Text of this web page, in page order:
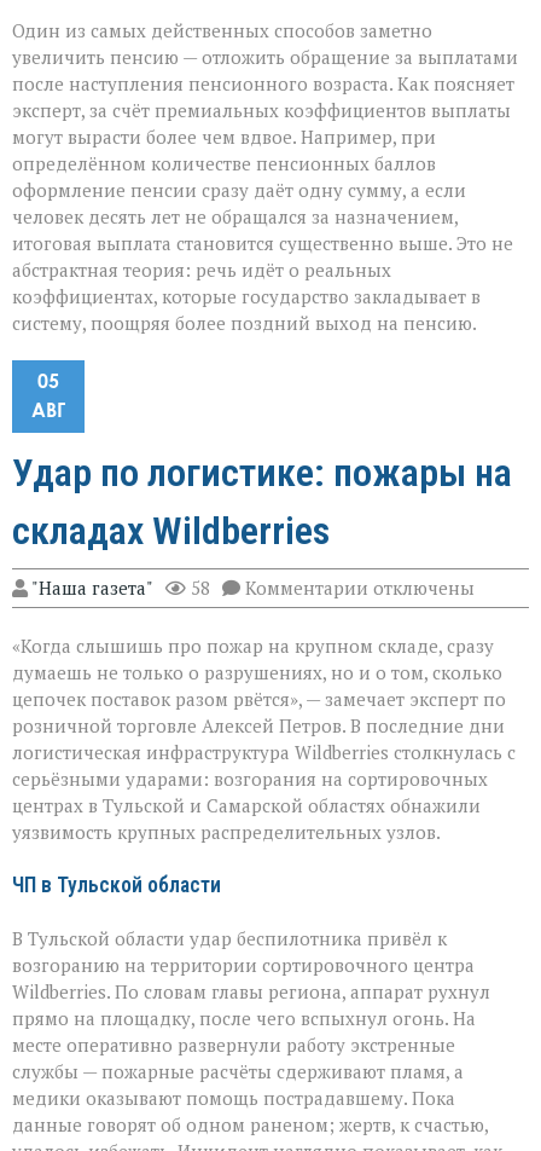
Один из самых действенных способов заметно
увеличить пенсию — отложить обращение за выплатами
после наступления пенсионного возраста. Как поясняет
эксперт, за счёт премиальных коэффициентов выплаты
могут вырасти более чем вдвое. Например, при
определённом количестве пенсионных баллов
оформление пенсии сразу даёт одну сумму, а если
человек десять лет не обращался за назначением,
итоговая выплата становится существенно выше. Это не
абстрактная теория: речь идёт о реальных
коэффициентах, которые государство закладывает в
систему, поощряя более поздний выход на пенсию.
05
АВГ
Удар по логистике: пожары на
складах Wildberries
"Наша газета" 58 Комментарии к
записи
по
логистике:
пожары
на
складах
Wildberries
отключены
«Когда слышишь про пожар на крупном складе, сразу
думаешь не только о разрушениях, но и о том, сколько
цепочек поставок разом рвётся», — замечает эксперт по
розничной торговле Алексей Петров. В последние дни
логистическая инфраструктура Wildberries столкнулась с
серьёзными ударами: возгорания на сортировочных
центрах в Тульской и Самарской областях обнажили
уязвимость крупных распределительных узлов.
ЧП в Тульской области
В Тульской области удар беспилотника привёл к
возгоранию на территории сортировочного центра
Wildberries. По словам главы региона, аппарат рухнул
прямо на площадку, после чего вспыхнул огонь. На
месте оперативно развернули работу экстренные
службы — пожарные расчёты сдерживают пламя, а
медики оказывают помощь пострадавшему. Пока
данные говорят об одном раненом; жертв, к счастью,